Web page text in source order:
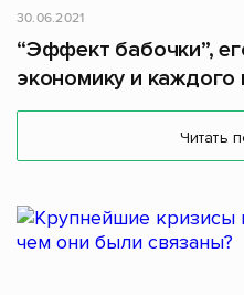
30.06.2021
“Эффект бабочки”,
экономику и каждого
Читать